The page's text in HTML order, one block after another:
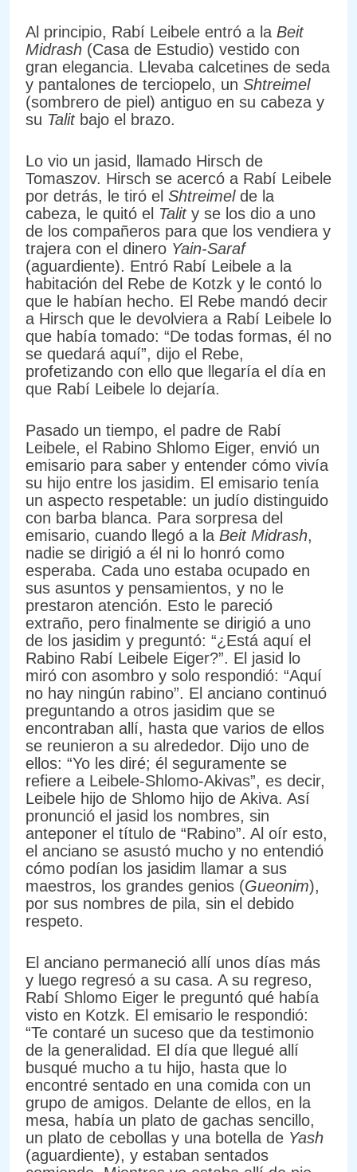
Al principio, Rabí Leibele entró a la Beit
Midrash (Casa de Estudio) vestido con
gran elegancia. Llevaba calcetines de seda
y pantalones de terciopelo, un Shtreimel
(sombrero de piel) antiguo en su cabeza y
su Talitbajo el brazo.
Lo vio un jasid, llamado Hirsch de
Tomaszov. Hirsch se acercó a Rabí Leibele
por detrás, le tiró el Shtreimelde la
cabeza, le quitó el Tality se los dio a uno
de los compañeros para que los vendiera y
trajera con el dinero Yain-Saraf
(aguardiente). Entró Rabí Leibele a la
habitación del Rebe de Kotzk y le contó lo
que le habían hecho. El Rebe mandó decir
a Hirsch que le devolviera a Rabí Leibele lo
que había tomado: “De todas formas, él no
se quedará aquí”, dijo el Rebe,
profetizando con ello que llegaría el día en
que Rabí Leibele lo dejaría.
Pasado un tiempo, el padre de Rabí
Leibele, el Rabino Shlomo Eiger, envió un
emisario para saber y entender cómo vivía
su hijo entre los jasidim. El emisario tenía
un aspecto respetable: un judío distinguido
con barba blanca. Para sorpresa del
emisario, cuando llegó a la Beit Midrash,
nadie se dirigió a él ni lo honró como
esperaba. Cada uno estaba ocupado en
sus asuntos y pensamientos, y no le
prestaron atención. Esto le pareció
extraño, pero finalmente se dirigió a uno
de los jasidim y preguntó: “¿Está aquí el
Rabino Rabí Leibele Eiger?”. El jasid lo
miró con asombro y solo respondió: “Aquí
no hay ningún rabino”. El anciano continuó
preguntando a otros jasidim que se
encontraban allí, hasta que varios de ellos
se reunieron a su alrededor. Dijo uno de
ellos: “Yo les diré; él seguramente se
refiere a Leibele-Shlomo-Akivas”, es decir,
Leibele hijo de Shlomo hijo de Akiva. Así
pronunció el jasid los nombres, sin
anteponer el título de “Rabino”. Al oír esto,
el anciano se asustó mucho y no entendió
cómo podían los jasidim llamar a sus
maestros, los grandes genios (Gueonim),
por sus nombres de pila, sin el debido
respeto.
El anciano permaneció allí unos días más
y luego regresó a su casa. A su regreso,
Rabí Shlomo Eiger le preguntó qué había
visto en Kotzk. El emisario le respondió:
“Te contaré un suceso que da testimonio
de la generalidad. El día que llegué allí
busqué mucho a tu hijo, hasta que lo
encontré sentado en una comida con un
grupo de amigos. Delante de ellos, en la
mesa, había un plato de gachas sencillo,
un plato de cebollas y una botella de Yash
(aguardiente), y estaban sentados